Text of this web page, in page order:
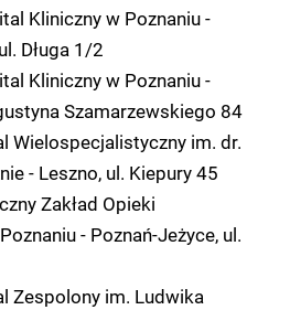
Kliniczny w Poznaniu -
Długa 1/2
Kliniczny w Poznaniu -
Szamarzewskiego 84
Wielospecjalistyczny im. dr.
- Leszno, ul. Kiepury 45
Zakład Opieki
- Poznań-Jeżyce, ul.
Zespolony im. Ludwika